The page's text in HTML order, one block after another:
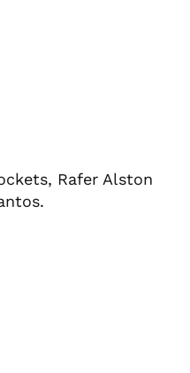
Rafer Alston